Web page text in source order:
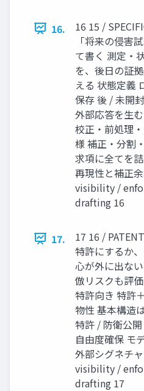
16.
16 15 /
「将来の侵害
て書く 測定・
を、後日の証
える 状態定義
保存 後 / 未開
外部応答を生
校正・前処理
様 補正・分割
求項に全てを
再現性と補正
visibility /
drafting 16
17.
17 16 /
特許にするか
心が外に出な
倣リスクも評
特許向き 特許
物性 基本構造
特許 / 防衛公
自由度確保 モ
外部シグネチ
visibility /
drafting 17